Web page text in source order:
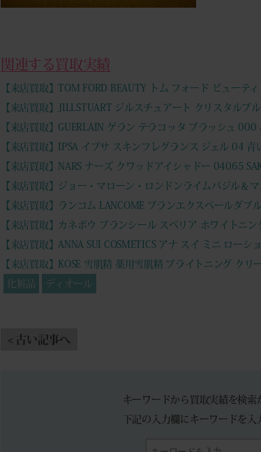
関連する買取実績
【来店買取】TOM FORD BEAUTY トム フォード ビューテ
【来店買取】JILLSTUART ジルスチュアート クリスタルブ
【来店買取】GUERLAIN ゲラン テラコッタ ブラッシュ
【来店買取】IPSA イプサ スキンフレグランス ジェル 04
【来店買取】NARS ナーズ クワッドアイシャドー 04065
【来店買取】ジョー・マローン・ロンドンライムバジル＆
【来店買取】ランコム LANCOME ブランエクスペールダ
【来店買取】カネボウ ブランシール スペリア ホワイトニ
【来店買取】ANNA SUI COSMETICS アナ スイ ミニ ローシ
【来店買取】KOSE 雪肌精 薬用雪肌精 ブライトニング クリ
化粧品
ディオール
< 古い記事へ
キーワードから買取実績を検索
下記の入力欄にキーワードを